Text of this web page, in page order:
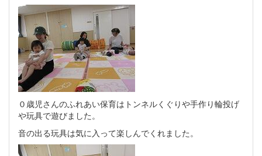
０歳児さんのふれあい保育はトンネルくぐりや手作り輪投げ
や玩具で遊びました。
音の出る玩具は気に入って楽しんでくれました。